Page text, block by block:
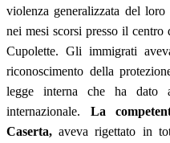
violenza generalizzata del loro
nei mesi scorsi presso il
Cupolette. Gli immigrati
riconoscimento della
legge interna che ha dato
internazionale. La
Caserta,aveva rigettato in